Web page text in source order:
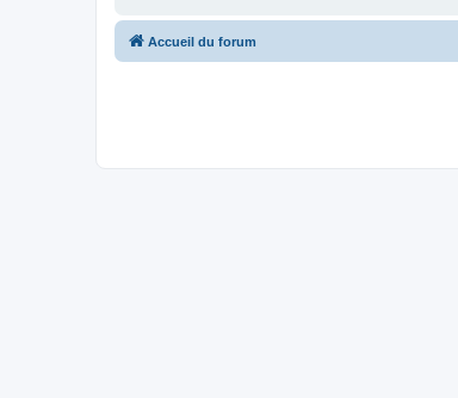
Accueil du forum